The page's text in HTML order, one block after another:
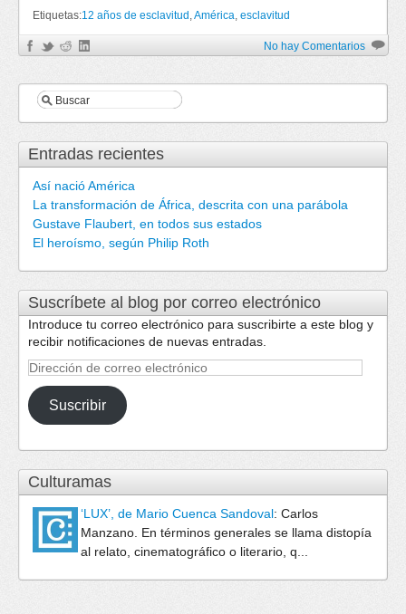
Etiquetas:12 años de esclavitud ,América, esclavitud
No hay Comentarios
Entradas recientes
Así nació América
La transformación de África, descrita con una parábola
Gustave Flaubert, en todos sus estados
El heroísmo, según Philip Roth
Suscríbete al blog por correo electrónico
Introduce tu correo electrónico para suscribirte a este blog y
recibir notificaciones de nuevas entradas.
Dirección
correo
electrónico
Suscribir
Culturamas
‘LUX’, de Mario Cuenca Sandoval: Carlos
Manzano. En términos generales se llama distopía
al relato, cinematográfico o literario, q...